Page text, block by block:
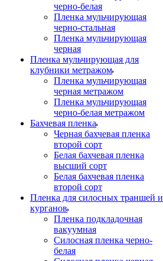
черно-белая
Пленка мульчирующая
черно-стальная
Пленка мульчирующая
черная
Пленка мульчирующая для
клубники метражом
Пленка мульчирующая
черная метражом
Пленка мульчирующая
черно-белая метражом
Бахчевая пленка
Черная бахчевая пленка
второй сорт
Белая бахчевая пленка
высший сорт
Белая бахчевая пленка
второй сорт
Пленка для силосных траншей и
курганов
Пленка подкладочная
вакуумная
Силосная пленка черно-
белая